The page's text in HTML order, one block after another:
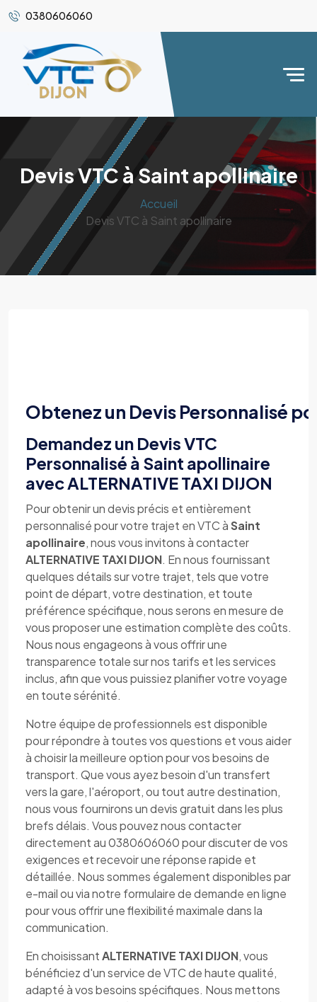
0380606060
Devis VTC à Saint apollinaire
Accueil
Devis VTC à Saint apollinaire
Obtenez un Devis Personnalisé
Demandez un Devis VTC
Personnalisé à Saint apollinaire
avec ALTERNATIVE TAXI DIJON
Pour obtenir un devis précis et entièrement
personnalisé pour votre trajet en VTC àSaint
apollinaire, nous vous invitons à contacter
ALTERNATIVE TAXI DIJON. En nous fournissant
quelques détails sur votre trajet, tels que votre
point de départ, votre destination, et toute
préférence spécifique, nous serons en mesure de
vous proposer une estimation complète des coûts.
Nous nous engageons à vous offrir une
transparence totale sur nos tarifs et les services
inclus, afin que vous puissiez planifier votre voyage
en toute sérénité.
Notre équipe de professionnels est disponible
pour répondre à toutes vos questions et vous aider
à choisir la meilleure option pour vos besoins de
transport. Que vous ayez besoin d'un transfert
vers la gare, l'aéroport, ou tout autre destination,
nous vous fournirons un devis gratuit dans les plus
brefs délais. Vous pouvez nous contacter
directement au 0380606060 pour discuter de vos
exigences et recevoir une réponse rapide et
détaillée. Nous sommes également disponibles par
e-mail ou via notre formulaire de demande en ligne
pour vous offrir une flexibilité maximale dans la
communication.
En choisissantALTERNATIVE TAXI DIJON, vous
bénéficiez d'un service de VTC de haute qualité,
adapté à vos besoins spécifiques. Nous mettons